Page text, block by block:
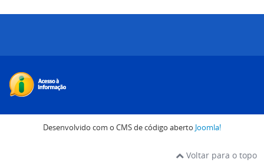
Desenvolvido com o CMS de código aberto Joomla!
Voltar para o topo